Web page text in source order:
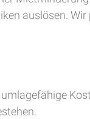
auslösen.